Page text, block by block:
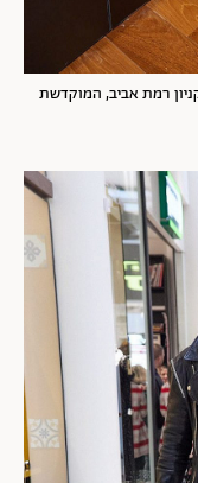
רמת אביב, המוקדשת